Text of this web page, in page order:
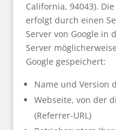
California, 94043).
erfolgt durch einen
Server von Google in
Server
Google gespeichert:
Name und Version
Webseite, von der
(Referrer-URL)